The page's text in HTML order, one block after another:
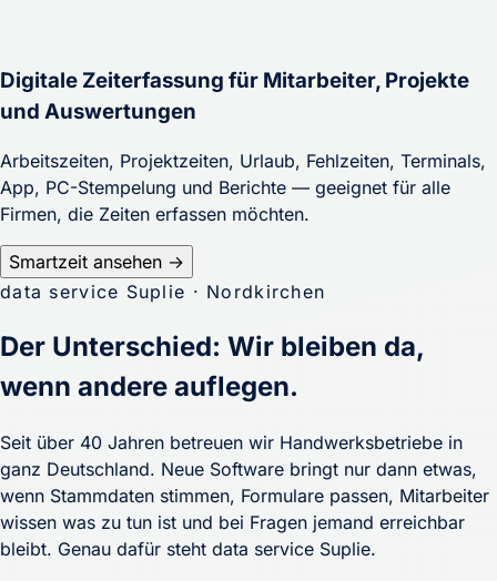
Digitale Zeiterfassung für Mitarbeiter, Projekte
und Auswertungen
Arbeitszeiten, Projektzeiten, Urlaub, Fehlzeiten, Terminals,
App, PC-Stempelung und Berichte — geeignet für alle
Firmen, die Zeiten erfassen möchten.
Smartzeit ansehen →
data service Suplie · Nordkirchen
Der Unterschied: Wir bleiben da,
wenn andere auflegen.
Seit über 40 Jahren betreuen wir Handwerksbetriebe in
ganz Deutschland. Neue Software bringt nur dann etwas,
wenn Stammdaten stimmen, Formulare passen, Mitarbeiter
wissen was zu tun ist und bei Fragen jemand erreichbar
bleibt. Genau dafür steht data service Suplie.